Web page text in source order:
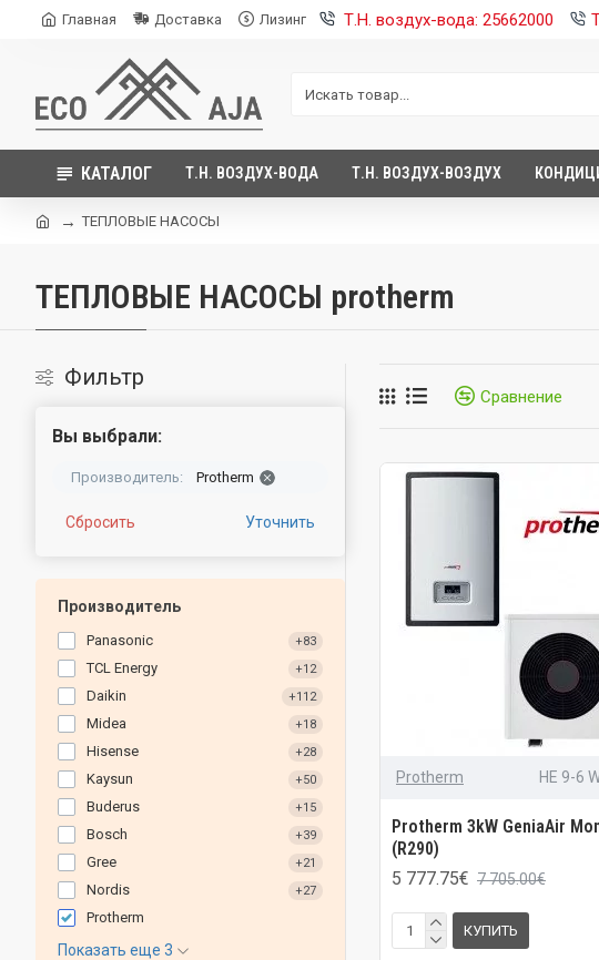
Главная Доставка Лизинг Т.Н. воздух-вода: 25662000
КАТАЛОГ Т.Н. ВОЗДУХ-ВОДА Т.Н. ВОЗДУХ-ВОЗДУХ
ТЕПЛОВЫЕ НАСОСЫ
ТЕПЛОВЫЕ НАСОСЫ protherm
Фильтр
Вы выбрали:
Производитель: Protherm
Сбросить Уточнить
Производитель
Panasonic +83
TCL Energy +12
Daikin +112
Midea +18
Hisense +28
Kaysun +50
Buderus +15
Bosch +39
Gree +21
Nordis +27
Protherm
Показать еще 3
Сравнение
Protherm HE 9-6
Protherm 3kW GeniaAir
(R290)
5 777.75€ 7 705.00€
КУПИТЬ